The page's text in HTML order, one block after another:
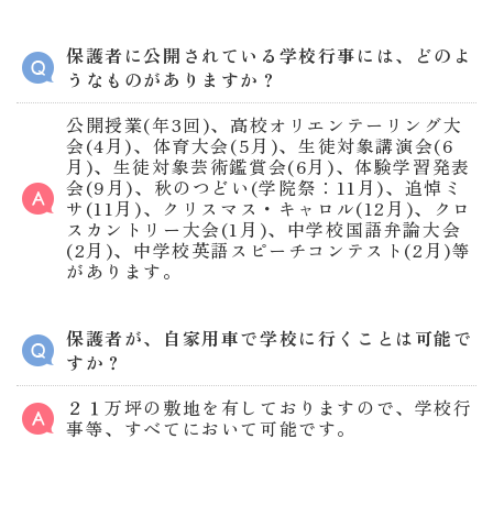
保護者に公開されている学校行事には、どのよ
うなものがありますか？
公開授業(年3回)、高校オリエンテーリング大
会(4月)、体育大会(5月)、生徒対象講演会(6
月)、生徒対象芸術鑑賞会(6月)、体験学習発表
会(9月)、秋のつどい(学院祭：11月)、追悼ミ
サ(11月)、クリスマス・キャロル(12月)、クロ
スカントリー大会(1月)、中学校国語弁論大会
(2月)、中学校英語スピーチコンテスト(2月)等
があります。
保護者が、自家用車で学校に行くことは可能で
すか？
２１万坪の敷地を有しておりますので、学校行
事等、すべてにおいて可能です。